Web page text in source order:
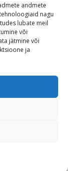
andmete
nagu
lubate meil
või
jätmine või
ja